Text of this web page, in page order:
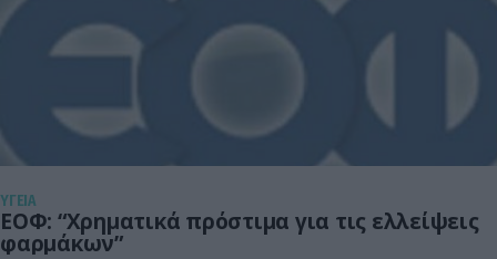
ΥΓΕΙΑ
ΕΟΦ: “Χρηματικά πρόστιμα για τις ελλείψεις
φαρμάκων”